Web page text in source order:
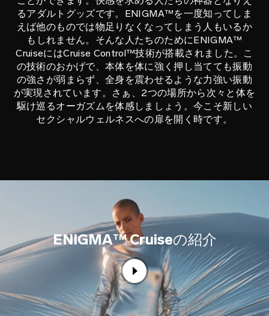
るアダルトグッズです。ENIGMA™を一度知ってしま
えば他のものでは物足りなくなってしまう人もいるか
もしれません。そんな人たちのためにENIGMA™
CruiseにはCruise Control™技術が搭載されました。こ
の技術のおかげで、本体を体に強く押し当てても振動
の強さが弱まらず、全身を震わせるような力強い振動
が実現されています。さぁ、2つの場所から次々と体を
駆け巡るオーガズムを体感しましょう。今こそ新しい
セクシャルウェルネスへの扉を開く時です。
ENIGMA™ Cruiseの紹介